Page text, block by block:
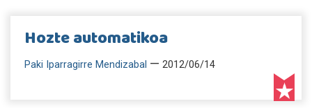
Hozte automatikoa
Paki Iparragirre Mendizabal — 2012/06/14